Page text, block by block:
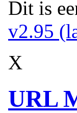
Dit is
v2.95
X
URL